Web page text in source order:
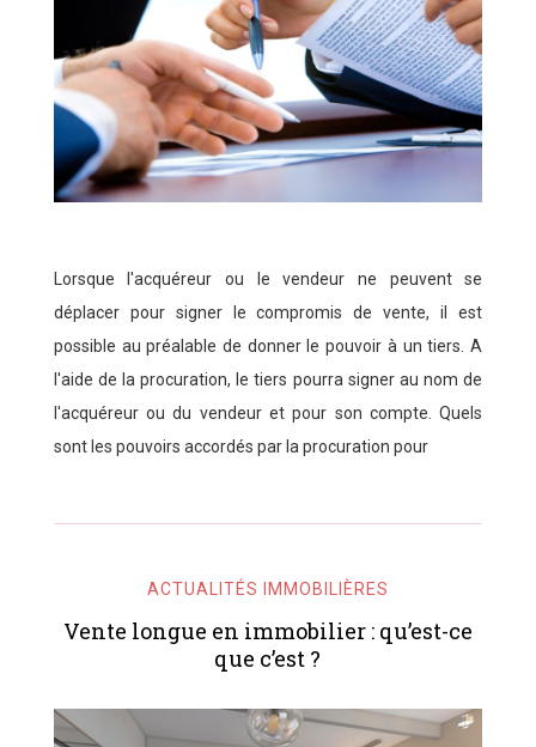
Lorsque l'acquéreur ou le vendeur ne peuvent se
déplacer pour signer le compromis de vente, il est
possible au préalable de donner le pouvoir à un tiers. A
l'aide de la procuration, le tiers pourra signer au nom de
l'acquéreur ou du vendeur et pour son compte. Quels
sont les pouvoirs accordés par la procuration pour
ACTUALITÉS IMMOBILIÈRES
Vente longue en immobilier : qu’est-ce
que c’est ?